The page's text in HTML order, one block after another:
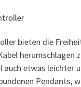
bieten die
herumschlagen
auch etwas leichter
Pendants,